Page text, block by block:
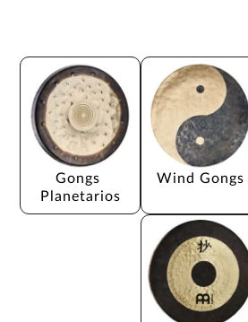
Gongs
Planetarios
Wind Gongs